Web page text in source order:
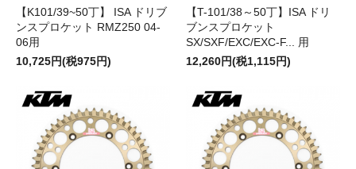
【K101/39~50丁】 ISA ドリブ
ンスプロケット RMZ250 04-
06用
10,725円(税975円)
【T-101/38～50丁】ISA ドリ
ブンスプロケット
SX/SXF/EXC/EXC-F... 用
12,260円(税1,115円)